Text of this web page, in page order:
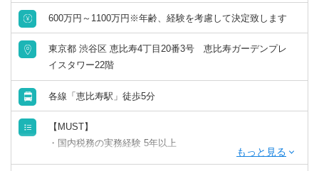
・海外子会社にも今後人員を供給したい（出向）
理由：M&Aで海外子会社も増えている。（日機装からする
と孫会社的な位置づけ）その会社のガバナンス強化も必須
【出張】
当面なし（経験に応じて海外出張の可能性あり）
【面白み】
・M＆Aの際には十分に力を発揮いただけます。
・まだまだ完成された組織や構想ではなく、発展の最中売
600万円～1100万円※年齢、経験を考慮して決定致します
東京都 渋谷区 恵比寿4丁目20番3号 恵比寿ガーデンプレ
イスタワー22階
各線「恵比寿駅」徒歩5分
【MUST】
・国内税務の実務経験 5年以上